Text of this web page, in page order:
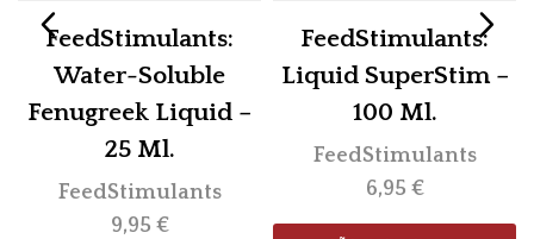
FeedStimulants:
Water-Soluble
Fenugreek Liquid –
25 Ml.
FeedStimulants
9,95 €
FeedStimulants:
Liquid SuperStim –
100 Ml.
FeedStimulants
6,95 €